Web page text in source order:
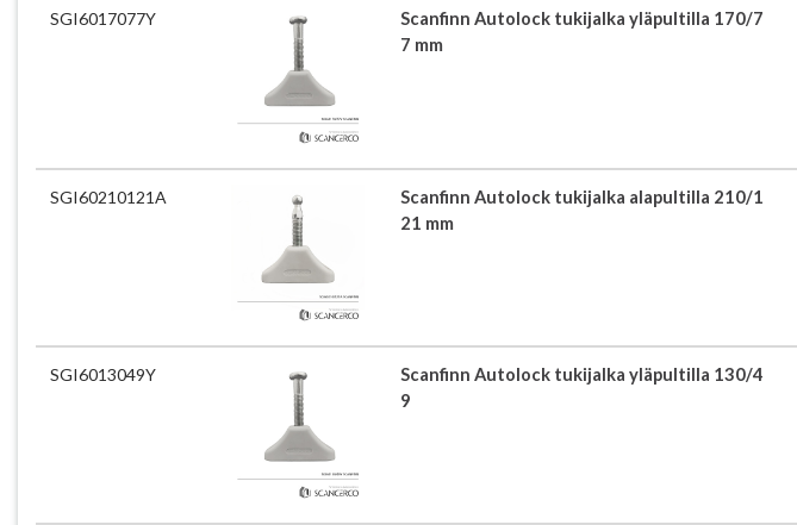
SGI6017077Y
Scanfinn Autolock tukijalka yläpultilla 170/7
7 mm
SGI60210121A
Scanfinn Autolock tukijalka alapultilla 210/1
21 mm
SGI6013049Y
Scanfinn Autolock tukijalka yläpultilla 130/4
9